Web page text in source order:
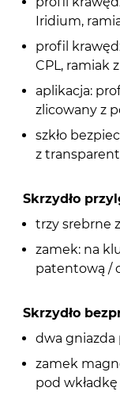
Iridium,
profil
CPL, ramiak
aplikacja:
zlicowany z
szkło
z
Skrzydło
trzy srebrne
zamek: na
patentową /
Skrzydło
dwa gniazda
zamek
pod